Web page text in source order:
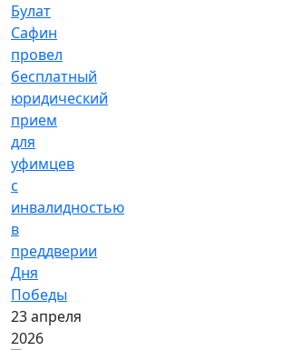
Булат
Сафин
провел
бесплатный
юридический
прием
для
уфимцев
с
инвалидностью
в
преддверии
Дня
Победы
23 апреля
2026